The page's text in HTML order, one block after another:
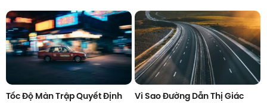
Tốc Độ Màn Trập Quyết Định
Vì Sao Đường Dẫn Thị Giác